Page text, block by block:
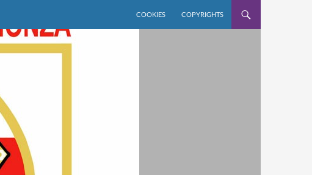
COOKIES COPYRIGHTS